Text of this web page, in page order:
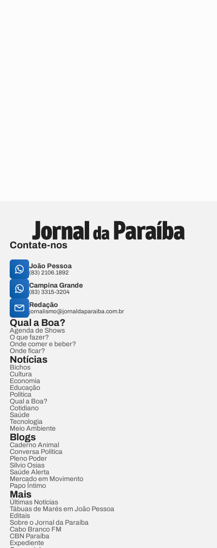
Contate-nos
João Pessoa
(83) 2106.1892
Campina Grande
(83) 3315-3204
Redação
jornalismo@jornaldaparaiba.com.br
Qual a Boa?
Agenda de Shows
O que fazer?
Onde comer e beber?
Onde ficar?
Notícias
Bichos
Cultura
Economia
Educação
Política
Qual a Boa?
Cotidiano
Saúde
Tecnologia
Meio Ambiente
Blogs
Caderno Animal
Conversa Política
Pleno Poder
Sílvio Osias
Saúde Alerta
Mercado em Movimento
Papo Íntimo
Mais
Últimas Notícias
Tábuas de Marés em João Pessoa
Editais
Sobre o Jornal da Paraíba
Cabo Branco FM
CBN Paraíba
Expediente